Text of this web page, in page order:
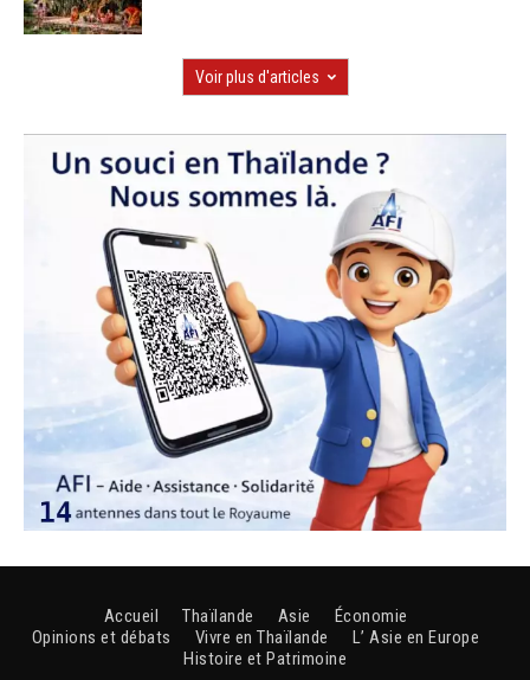
Voir plus d'articles
Accueil Thaïlande Asie
Économie
Opinions et débats
Vivre en Thaïlande
L’ Asie en Europe
Histoire et Patrimoine